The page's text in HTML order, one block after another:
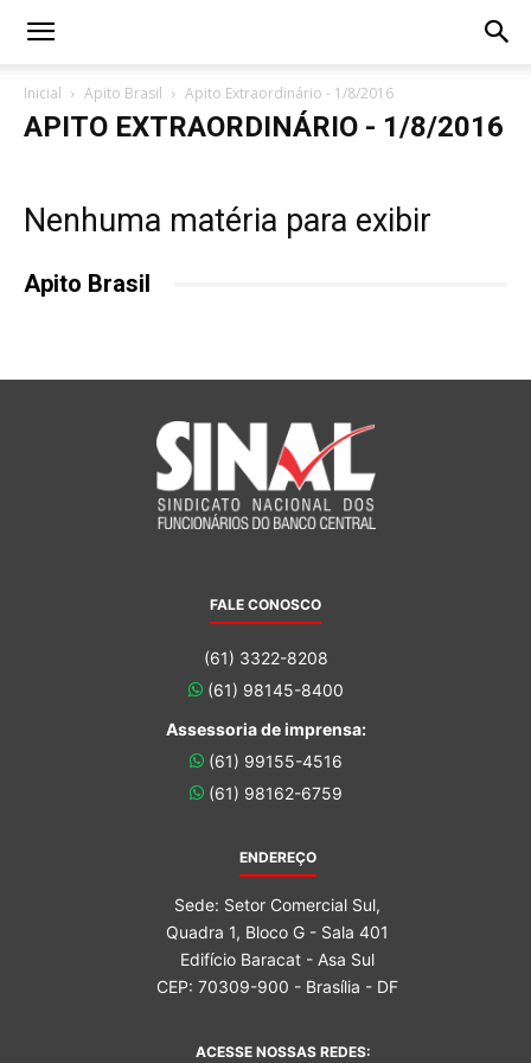
Inicial Apito Brasil Apito Extraordinário - 1/8/2016
APITO EXTRAORDINÁRIO - 1/8/2016
Nenhuma matéria para exibir
Apito Brasil
FALE CONOSCO
(61) 3322-8208
(61) 98145-8400
Assessoria de imprensa:
(61) 99155-4516
(61) 98162-6759
ENDEREÇO
Sede: Setor Comercial Sul,
Quadra 1, Bloco G - Sala 401
Edifício Baracat - Asa Sul
CEP: 70309-900 - Brasília - DF
ACESSE NOSSAS REDES: